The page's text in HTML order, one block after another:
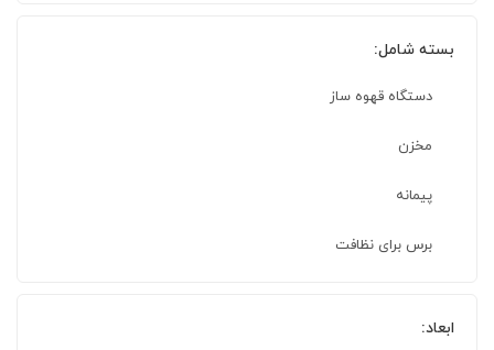
بسته شامل:
دستگاه قهوه ساز
مخزن
پیمانه
برس برای نظافت
ابعاد: